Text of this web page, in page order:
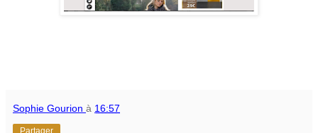
Sophie Gourion à 16:57